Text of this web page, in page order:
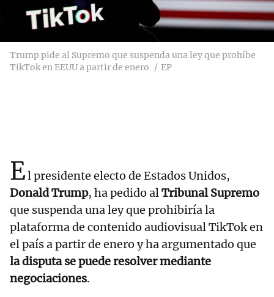
Trump pide al Supremo que suspenda una ley que prohíbe
TikTok en EEUU a partir de enero
EP
El presidente electo de Estados Unidos,
Donald Trump, ha pedido alTribunal Supremo
que suspenda una ley que prohibiría la
plataforma de contenido audiovisual TikTok en
el país a partir de enero y ha argumentado que
la disputa se puede resolver mediante
negociaciones.